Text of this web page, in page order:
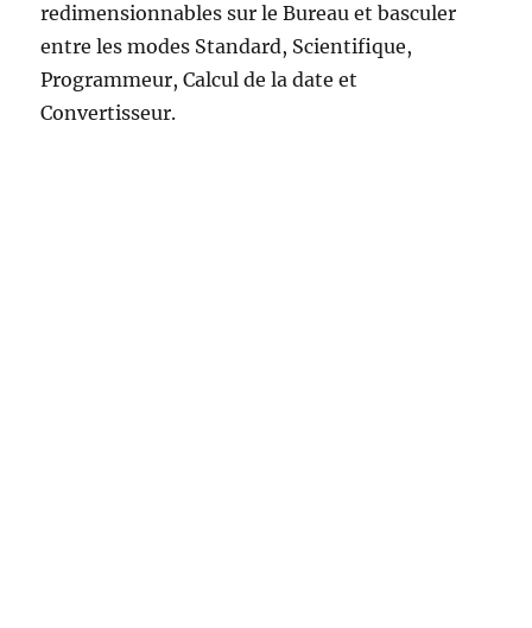
redimensionnables sur le Bureau et basculer
entre les modes Standard, Scientifique,
Programmeur, Calcul de la date et
Convertisseur.